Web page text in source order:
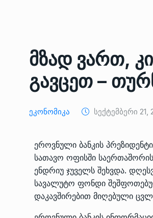
მზად ვართ,
გავცეთ –
Ეკონომიკა Სექტემბერი 21,
ეროვნული ბანკის
სათავო ოფისში
ენდრიუ ჯუველს შეხვდა.
სავალუტო ფონდი
დაკავშირებით მიღებული
8
9